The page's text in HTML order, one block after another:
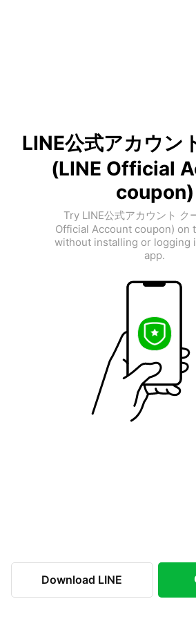
LINE公式アカウン
(LINE Official
coupon)
Try LINE公式アカウント ク
Official Account coupon) on
without installing or logging
app.
Download LINE